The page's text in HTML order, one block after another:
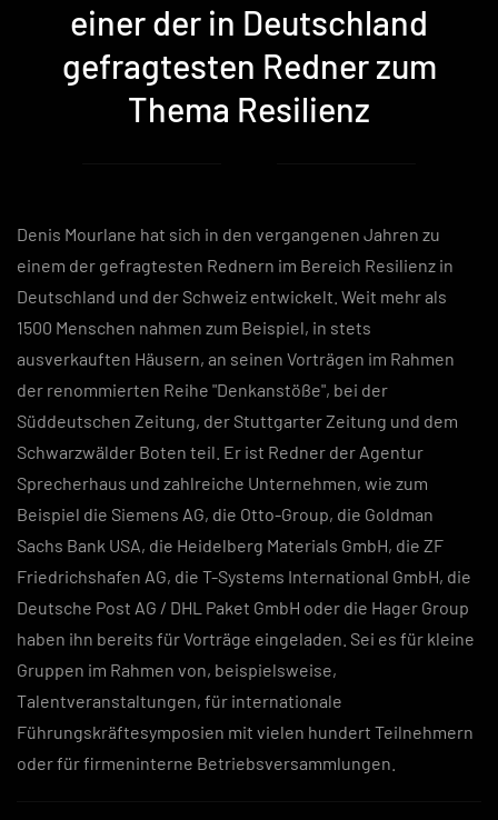
einer der in Deutschland
gefragtesten Redner zum
Thema Resilienz
Denis Mourlane hat sich in den vergangenen Jahren zu
einem der gefragtesten Rednern im Bereich Resilienz in
Deutschland und der Schweiz entwickelt. Weit mehr als
1500 Menschen nahmen zum Beispiel, in stets
ausverkauften Häusern, an seinen Vorträgen im Rahmen
der renommierten Reihe "Denkanstöße", bei der
Süddeutschen Zeitung, der Stuttgarter Zeitung und dem
Schwarzwälder Boten teil. Er ist Redner der Agentur
Sprecherhaus und zahlreiche Unternehmen, wie zum
Beispiel die Siemens AG, die Otto-Group, die Goldman
Sachs Bank USA, die Heidelberg Materials GmbH, die ZF
Friedrichshafen AG, die T-Systems International GmbH, die
Deutsche Post AG / DHL Paket GmbH oder die Hager Group
haben ihn bereits für Vorträge eingeladen. Sei es für kleine
Gruppen im Rahmen von, beispielsweise,
Talentveranstaltungen, für internationale
Führungskräftesymposien mit vielen hundert Teilnehmern
oder für firmeninterne Betriebsversammlungen.